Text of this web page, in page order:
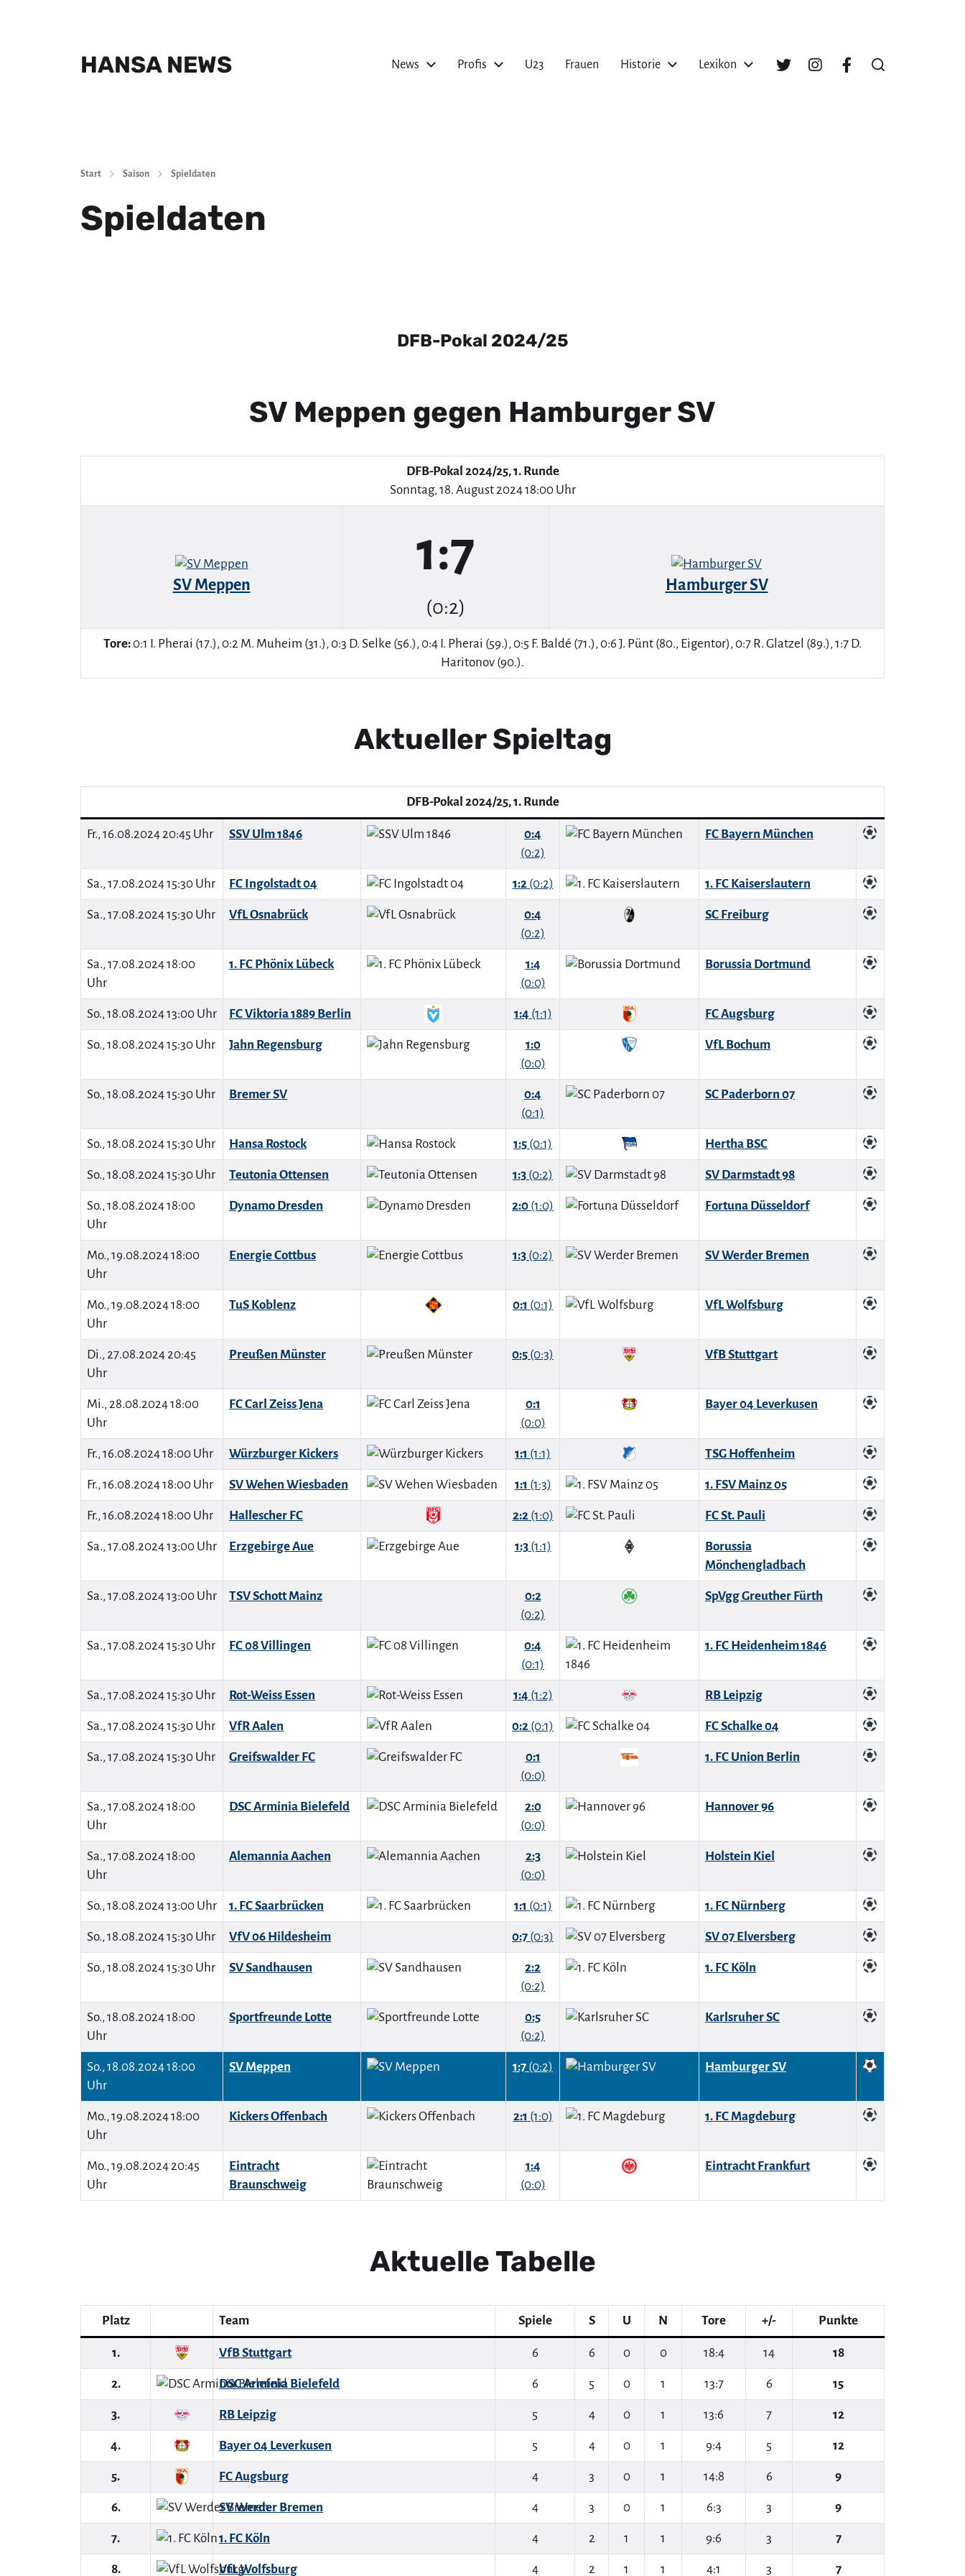
HANSA NEWS News Profis U23 Frauen Historie Lexikon
Start Saison Spieldaten
Spieldaten
DFB-Pokal 2024/25
SV Meppen gegen Hamburger SV
DFB-Pokal 2024/25, 1. Runde
Sonntag, 18. August 2024 18:00 Uhr
SV Meppen
1:7
(0:2)
Hamburger SV
Tore: 0:1 I. Pherai (17.), 0:2 M. Muheim (31.), 0:3 D. Selke (56.), 0:4 I. Pherai (59.), 0:5 F. Baldé (71.), 0:6 J. Pünt (80., Eigentor), 0:7 R. Glatzel (89.), 1:7 D.
Haritonov (90.).
Aktueller Spieltag
DFB-Pokal 2024/25, 1. Runde
Fr., 16.08.2024 20:45 Uhr SSV Ulm 1846
0:4
(0:2)
FC Bayern München
Sa., 17.08.2024 15:30 Uhr FC Ingolstadt 04 1:2(0:2) 1. FC Kaiserslautern
Sa., 17.08.2024 15:30 Uhr VfL Osnabrück
0:4
(0:2)
SC Freiburg
Sa., 17.08.2024 18:00
Uhr
1. FC Phönix Lübeck
1:4
(0:0)
Borussia Dortmund
So., 18.08.2024 13:00 Uhr FC Viktoria 1889 Berlin 1:4 (1:1) FC Augsburg
So., 18.08.2024 15:30 Uhr Jahn Regensburg
1:0
(0:0)
VfL Bochum
So., 18.08.2024 15:30 Uhr Bremer SV
0:4
(0:1)
SC Paderborn 07
So., 18.08.2024 15:30 Uhr Hansa Rostock 1:5 (0:1) Hertha BSC
So., 18.08.2024 15:30 Uhr Teutonia Ottensen 1:3 (0:2) SV Darmstadt 98
So., 18.08.2024 18:00
Uhr
Dynamo Dresden 2:0 (1:0) Fortuna Düsseldorf
Mo., 19.08.2024 18:00
Uhr
Energie Cottbus 1:3 (0:2) SV Werder Bremen
Mo., 19.08.2024 18:00
Uhr
TuS Koblenz 0:1 (0:1) VfL Wolfsburg
Di., 27.08.2024 20:45
Uhr
Preußen Münster 0:5 (0:3) VfB Stuttgart
Mi., 28.08.2024 18:00
Uhr
FC Carl Zeiss Jena
0:1
(0:0)
Bayer 04 Leverkusen
Fr., 16.08.2024 18:00 Uhr Würzburger Kickers 1:1 (1:1) TSG Hoffenheim
Fr., 16.08.2024 18:00 Uhr SV Wehen Wiesbaden 1:1 (1:3) 1. FSV Mainz 05
Fr., 16.08.2024 18:00 Uhr Hallescher FC 2:2(1:0) FC St. Pauli
Sa., 17.08.2024 13:00 Uhr Erzgebirge Aue 1:3(1:1)
Borussia
Mönchengladbach
Sa., 17.08.2024 13:00 Uhr TSV Schott Mainz
0:2
(0:2)
SpVgg Greuther Fürth
Sa., 17.08.2024 15:30 Uhr FC 08 Villingen
0:4
(0:1)
1. FC Heidenheim 1846
Sa., 17.08.2024 15:30 Uhr Rot-Weiss Essen 1:4 (1:2) RB Leipzig
Sa., 17.08.2024 15:30 Uhr VfR Aalen 0:2 (0:1) FC Schalke 04
Sa., 17.08.2024 15:30 Uhr Greifswalder FC
0:1
(0:0)
1. FC Union Berlin
Sa., 17.08.2024 18:00
Uhr
DSC Arminia Bielefeld
2:0
(0:0)
Hannover 96
Sa., 17.08.2024 18:00
Uhr
Alemannia Aachen
2:3
(0:0)
Holstein Kiel
So., 18.08.2024 13:00 Uhr 1. FC Saarbrücken 1:1 (0:1) 1. FC Nürnberg
So., 18.08.2024 15:30 Uhr VfV 06 Hildesheim 0:7 (0:3) SV 07 Elversberg
So., 18.08.2024 15:30 Uhr SV Sandhausen
2:2
(0:2)
1. FC Köln
So., 18.08.2024 18:00
Uhr
Sportfreunde Lotte
0:5
(0:2)
Karlsruher SC
So., 18.08.2024 18:00
Uhr
SV Meppen 1:7 (0:2) Hamburger SV
Mo., 19.08.2024 18:00
Uhr
Kickers Offenbach 2:1 (1:0) 1. FC Magdeburg
Mo., 19.08.2024 20:45
Uhr
Eintracht
Braunschweig
1:4
(0:0)
Eintracht Frankfurt
Aktuelle Tabelle
Platz Team Spiele S U N Tore +/- Punkte
1. VfB Stuttgart 6 6 0 0 18:4 14 18
2. DSC Arminia Bielefeld 6 5 0 1 13:7 6 15
3. RB Leipzig 5 4 0 1 13:6 7 12
4. Bayer 04 Leverkusen 5 4 0 1 9:4 5 12
5. FC Augsburg 4 3 0 1 14:8 6 9
6. SV Werder Bremen 4 3 0 1 6:3 3 9
7. 1. FC Köln 4 2 1 1 9:6 3 7
8. VfL Wolfsburg 4 2 1 1 4:1 3 7